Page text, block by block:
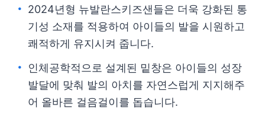
2024년형 뉴발란스키즈샌들은 더욱 강화된 통
기성 소재를 적용하여 아이들의 발을 시원하고
쾌적하게 유지시켜 줍니다.
인체공학적으로 설계된 밑창은 아이들의 성장
발달에 맞춰 발의 아치를 자연스럽게 지지해주
어 올바른 걸음걸이를 돕습니다.